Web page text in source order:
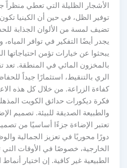
الأشجار الظليلة التي تعطي منظراً
توفير الظل، في حين أن الكينيا تكون
تضيف لمسة من الألوان الجذابة
يجدر أيضًا التفكير في توافر
يبحثوا عن خيارات تؤمن احتياجاتها
بالمخزون المائي في المنطقة. تعد
الري بالتنقيط، استثمارًا جيداً
كفاءة الزراعة. من خلال كل هذه
فكرة ديكورات حدائق الكويت
والطبيعة الصديقة للبيئة. تصميم
تعتبر الإضاءة جزءًا أساسيًا من
دورًا محوريًا في تعزيز الجمالية
الخارجية، خصوصًا في الأوقات التي
الطبيعية غير كافية. إن اختيار